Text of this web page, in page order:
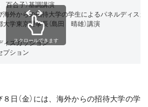
合子）基調講演
外からの招待大学の学生によるパネルディスカ
都大学東京理事長（島田 晴雄）講演
スカッション
プション
スクロールできます
８日（金）には、海外からの招待大学の学